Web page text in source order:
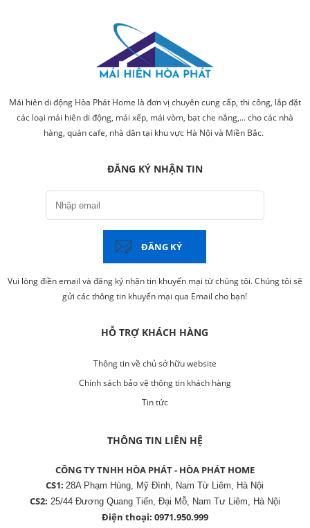
Mái hiên di động Hòa Phát Home là đơn vị chuyên cung cấp, thi công, lắp đặt
các loại mái hiên di động, mái xếp, mái vòm, bạt che nắng,... cho các nhà
hàng, quán cafe, nhà dân tại khu vực Hà Nội và Miền Bắc.
ĐĂNG KÝ NHẬN TIN
ĐĂNG KÝ
Vui lòng điền email và đăng ký nhận tin khuyến mại từ chúng tôi. Chúng tôi sẽ
gửi các thông tin khuyến mại qua Email cho bạn!
HỖ TRỢ KHÁCH HÀNG
Thông tin về chủ sở hữu website
Chính sách bảo vệ thông tin khách hàng
Tin tức
THÔNG TIN LIÊN HỆ
CÔNG TY TNHH HÒA PHÁT - HÒA PHÁT HOME
CS1:28A Phạm Hùng, Mỹ Đình, Nam Từ Liêm, Hà Nội
CS2: 25/44 Đương Quang Tiến, Đại Mỗ, Nam Tư Liêm, Hà Nội
Điện thoại: 0971.950.999